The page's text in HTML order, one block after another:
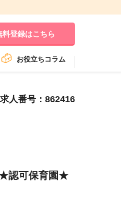
料登録はこちら
お役立ちコラム
求人番号：862416
★認可保育園★